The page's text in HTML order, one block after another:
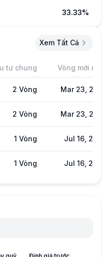
33.33%
Xem Tất Cả
tư chung Vòng mới nhất
2 Vòng Mar 23, 2022
2 Vòng Mar 23, 2022
1 Vòng Jul 16, 2024
1 Vòng Jul 16, 2024